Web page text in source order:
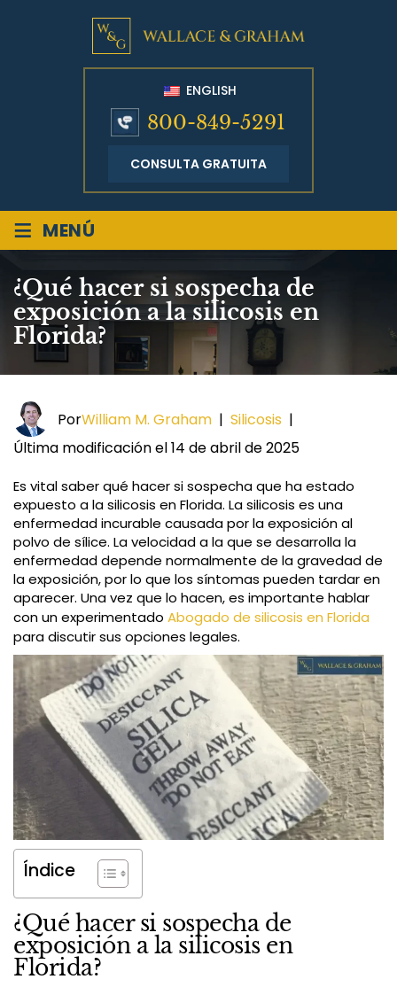
ENGLISH
800-849-5291
CONSULTA GRATUITA
≡ MENÚ
¿Qué hacer si sospecha de
exposición a la silicosis en
Florida?
PorWilliam M. Graham | Silicosis |
Última modificación el 14 de abril de 2025
Es vital saber qué hacer si sospecha que ha estado
expuesto a la silicosis en Florida. La silicosis es una
enfermedad incurable causada por la exposición al
polvo de sílice. La velocidad a la que se desarrolla la
enfermedad depende normalmente de la gravedad de
la exposición, por lo que los síntomas pueden tardar en
aparecer. Una vez que lo hacen, es importante hablar
con un experimentado Abogado de silicosis en Florida
para discutir sus opciones legales.
Índice
¿Qué hacer si sospecha de
exposición a la silicosis en
Florida?